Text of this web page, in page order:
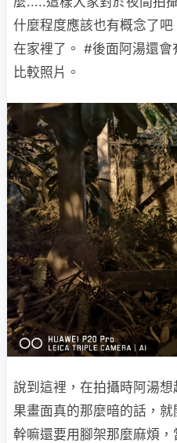
什麼程度應該也有概念了
在家裡了。 #後面阿湯還
比較照片。
說到這裡，在拍攝時阿湯
果畫面真的那麼暗的話，就
幹嘛還要用腳架那麼麻煩